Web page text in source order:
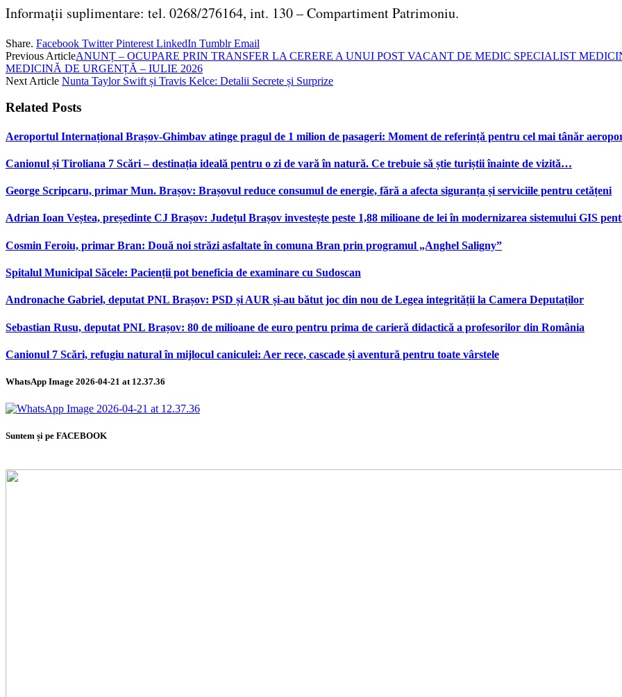
Informații suplimentare: tel. 0268/276164, int. 130 – Compartiment Patrimoniu.
Share. Facebook Twitter Pinterest LinkedIn Tumblr Email
Previous ArticleANUNȚ – OCUPARE PRIN TRANSFER LA CERERE A UNUI POST VACANT DE MEDIC SPECIALIST
MEDICINĂ DE URGENȚĂ – IULIE 2026
Next Article Nunta Taylor Swift și Travis Kelce: Detalii Secrete și Surprize
Related Posts
Aeroportul Internațional Brașov‑Ghimbav atinge pragul de 1 milion de pasageri: Moment de referință pentru cel mai tânăr
Canionul și Tiroliana 7 Scări – destinația ideală pentru o zi de vară în natură. Ce trebuie să știe turiștii înainte de vizită…
George Scripcaru, primar Mun. Brașov: Brașovul reduce consumul de energie, fără a afecta siguranța și serviciile pentru cetățeni
Adrian Ioan Veștea, președinte CJ Brașov: Județul Brașov investește peste 1,88 milioane de lei în modernizarea sistemului GIS
Cosmin Feroiu, primar Bran: Două noi străzi asfaltate în comuna Bran prin programul „Anghel Saligny”
Spitalul Municipal Săcele: Pacienții pot beneficia de examinare cu Sudoscan
Andronache Gabriel, deputat PNL Brașov: PSD și AUR și-au bătut joc din nou de Legea integrității la Camera Deputaților
Sebastian Rusu, deputat PNL Brașov: 80 de milioane de euro pentru prima de carieră didactică a profesorilor din România
Canionul 7 Scări, refugiu natural în mijlocul caniculei: Aer rece, cascade și aventură pentru toate vârstele
WhatsApp Image 2026-04-21 at 12.37.36
Suntem și pe FACEBOOK